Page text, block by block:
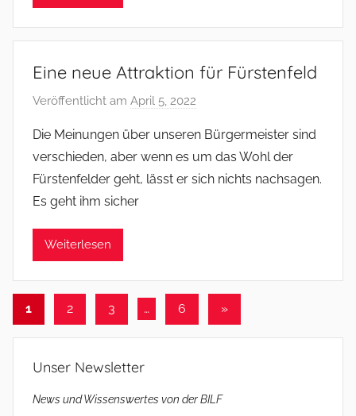
Eine neue Attraktion für Fürstenfeld
Veröffentlicht am April 5, 2022
n
f
s
Die Meinungen über unseren Bürgermeister sind
verschieden, aber wenn es um das Wohl der
Fürstenfelder geht, lässt er sich nichts nachsagen.
Es geht ihm sicher
Weiterlesen
Seitennummerierung
der
Beiträge
1 2 3 … 6
Nächste
»
Unser Newsletter
News und Wissenswertes von der BILF